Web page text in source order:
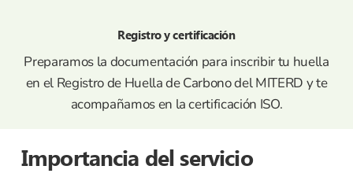
Registro y certificación
Preparamos la documentación para inscribir tu huella
en el Registro de Huella de Carbono del MITERD y te
acompañamos en la certificación ISO.
Importancia del servicio